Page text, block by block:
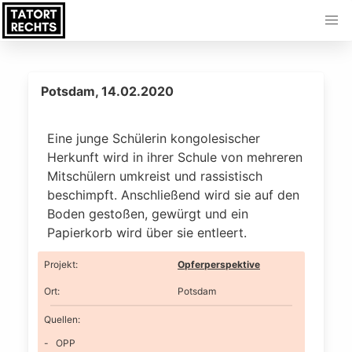
Potsdam, 14.02.2020
Eine junge Schülerin kongolesischer
Herkunft wird in ihrer Schule von mehreren
Mitschülern umkreist und rassistisch
beschimpft. Anschließend wird sie auf den
Boden gestoßen, gewürgt und ein
Papierkorb wird über sie entleert.
Projekt: Opferperspektive
Ort: Potsdam
Quellen:
OPP